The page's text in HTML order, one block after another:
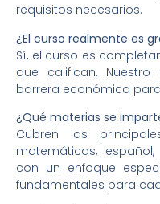
requisitos necesarios.
¿El curso realmente es
Sí, el curso es
que califican.
barrera económica
¿Qué materias se
Cubren las
matemáticas,
con un enfoque
fundamentales para